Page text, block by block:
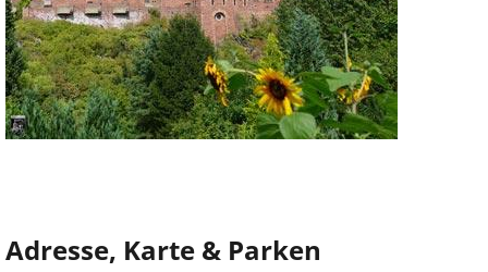
Adresse, Karte & Parken